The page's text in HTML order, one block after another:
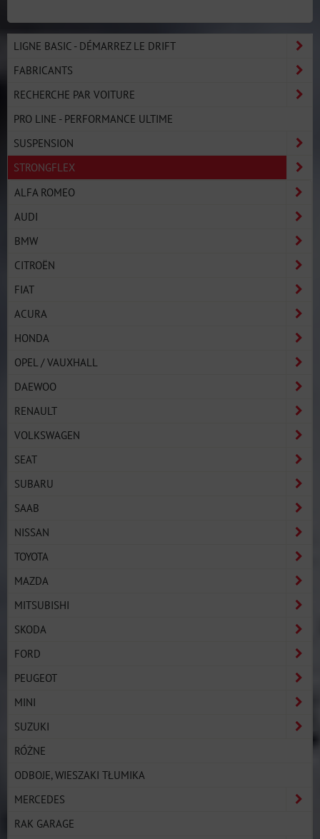
LIGNE BASIC - DÉMARREZ LE DRIFT
FABRICANTS
RECHERCHE PAR VOITURE
PRO LINE - PERFORMANCE ULTIME
SUSPENSION
STRONGFLEX
ALFA ROMEO
AUDI
BMW
CITROËN
FIAT
ACURA
HONDA
OPEL / VAUXHALL
DAEWOO
RENAULT
VOLKSWAGEN
SEAT
SUBARU
SAAB
NISSAN
TOYOTA
MAZDA
MITSUBISHI
SKODA
FORD
PEUGEOT
MINI
SUZUKI
RÓŻNE
ODBOJE, WIESZAKI TŁUMIKA
MERCEDES
RAK GARAGE